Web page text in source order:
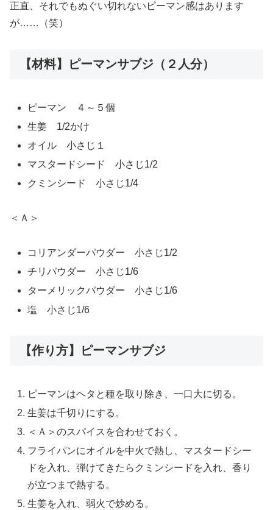
正直、それでもぬぐい切れないピーマン感はあります
が……（笑）
【材料】ピーマンサブジ（２人分）
ピーマン ４～５個
生姜 1/2かけ
オイル 小さじ１
マスタードシード 小さじ1/2
クミンシード 小さじ1/4
＜Ａ＞
コリアンダーパウダー 小さじ1/2
チリパウダー 小さじ1/6
ターメリックパウダー 小さじ1/6
塩 小さじ1/6
【作り方】ピーマンサブジ
ピーマンはヘタと種を取り除き、一口大に切る。
生姜は千切りにする。
＜Ａ＞のスパイスを合わせておく。
フライパンにオイルを中火で熱し、マスタードシー
ドを入れ、弾けてきたらクミンシードを入れ、香り
が立つまで熱する。
生姜を入れ、弱火で炒める。